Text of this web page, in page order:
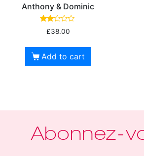
Anthony & Dominic
Rate
d
out
of 5
£38.00
Add to cart
Abonnez-